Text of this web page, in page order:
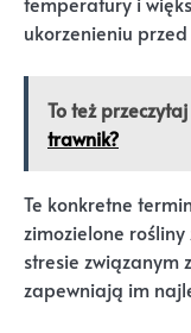
ukorzenieniu
To też przeczytaj
trawnik?
Te konkretne
zimozielone
stresie związanym
zapewniają im